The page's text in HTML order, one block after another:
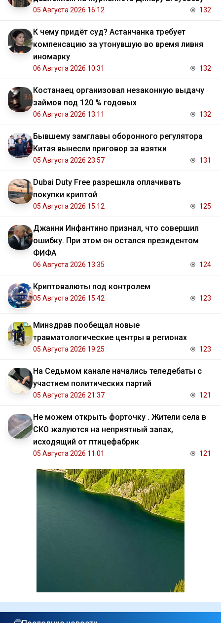
05 Августа 2026 16:12 132
К чему придёт суд? Астанчанка требует
компенсацию за утонувшую во время ливня
иномарку
06 Августа 2026 10:31 132
Костанаец организовал незаконную выдачу
займов под 120 % годовых
06 Августа 2026 13:11 132
Бывшему замглавы оборонного регулятора
Китая вынесли приговор за взятки
05 Августа 2026 23:57 131
Dubai Duty Free разрешила оплачивать
покупки криптой
05 Августа 2026 15:12 125
Джанни Инфантино признал, что совершил
ошибку. При этом он остался президентом
ФИФА
06 Августа 2026 13:35 124
Криптовалюты под контролем
05 Августа 2026 15:42 123
Минздрав пообещал новые
травматологические центры в регионах
05 Августа 2026 19:25 123
На Седьмом канале начались теледебаты с
участием политических партий
05 Августа 2026 21:37 121
Не можем открыть форточку . Жители села в
СКО жалуются на неприятный запах,
исходящий от птицефабрик
05 Августа 2026 11:01 121